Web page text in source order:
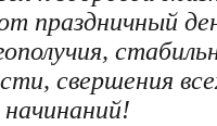
праздничный
свершения
начинаний!